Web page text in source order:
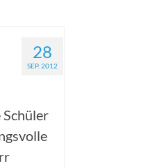
28
SEP. 2012
Schüler